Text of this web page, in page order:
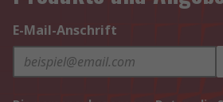
E-Mail-Anschrift